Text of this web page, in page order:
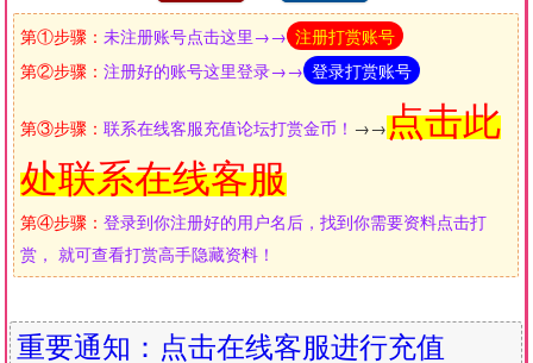
第①步骤：未注册账号点击这里→→ 注册打赏账号
第②步骤：注册好的账号这里登录→→ 登录打赏账号
第③步骤：联系在线客服充值论坛打赏金币！ →→点击此
处联系在线客服
第④步骤：登录到你注册好的用户名后，找到你需要资料点击打
赏， 就可查看打赏高手隐藏资料！
重要通知：点击在线客服进行充值